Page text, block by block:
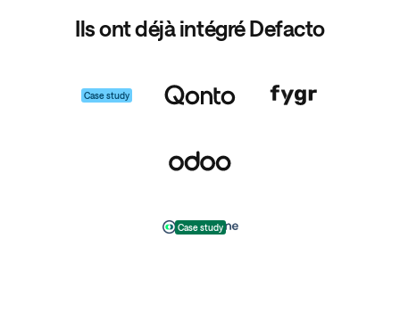
Ils ont déjà intégré Defacto
Case study
Case study